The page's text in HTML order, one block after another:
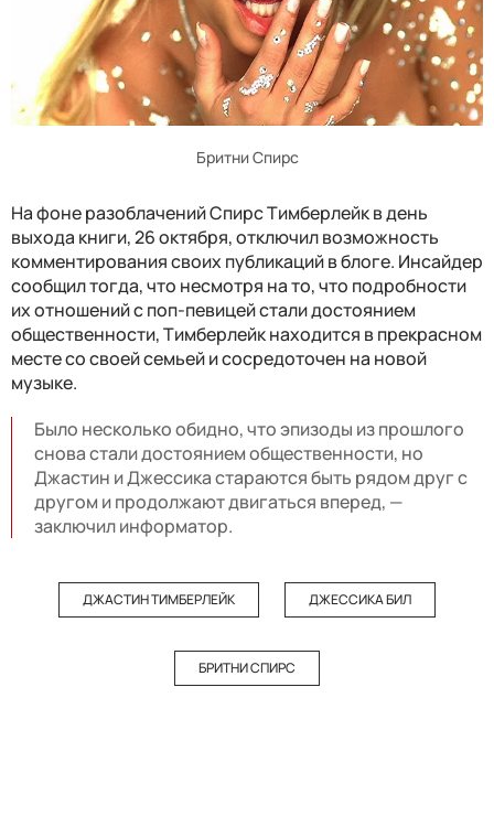
Бритни Спирс
На фоне разоблачений Спирс Тимберлейк в день
выхода книги, 26 октября, отключил возможность
комментирования своих публикаций в блоге. Инсайдер
сообщил тогда, что несмотря на то, что подробности
их отношений с поп-певицей стали достоянием
общественности, Тимберлейк находится в прекрасном
месте со своей семьей и сосредоточен на новой
музыке.
Было несколько обидно, что эпизоды из прошлого
снова стали достоянием общественности, но
Джастин и Джессика стараются быть рядом друг с
другом и продолжают двигаться вперед, —
заключил информатор.
ДЖАСТИН ТИМБЕРЛЕЙК ДЖЕССИКА БИЛ
БРИТНИ СПИРС